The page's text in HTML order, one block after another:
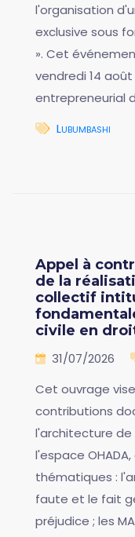
l'organisation
exclusive sous
». Cet
vendredi 14 août
entrepreneurial
Lubumbashi
Appel à
de la
collectif
civile en
31/07/2026
Cet ouvrage
contributions
l'architecture de
l'espace
thématiques :
faute et le fait
préjudice ; les